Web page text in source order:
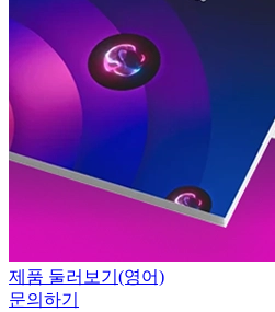
제품 둘러보기(영어)
문의하기